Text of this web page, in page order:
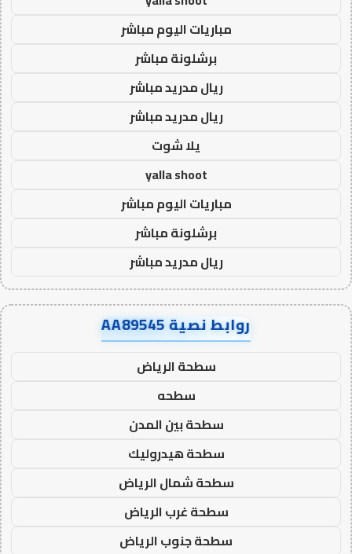
مباريات اليوم مباشر
برشلونة مباشر
ريال مدريد مباشر
ريال مدريد مباشر
يلا شوت
yalla shoot
مباريات اليوم مباشر
برشلونة مباشر
ريال مدريد مباشر
روابط نصية AA89545
سطحة الرياض
سطحه
سطحة بين المدن
سطحة هيدروليك
سطحة شمال الرياض
سطحة غرب الرياض
سطحة جنوب الرياض